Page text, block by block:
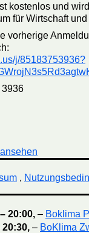
kostenlos und
für Wirtschaft
vorherige
j/85183753936?
3936
,
– 20:00, – Boklima
20:30, – BoKlima